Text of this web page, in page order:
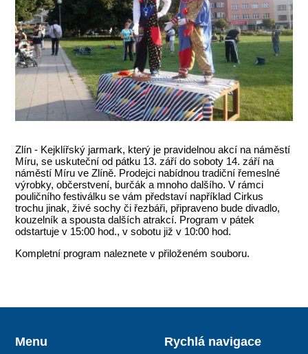
Zlín - Kejklířský jarmark, který je pravidelnou akcí na náměstí
Míru, se uskuteční od pátku 13. září do soboty 14. září na
náměstí Míru ve Zlíně. Prodejci nabídnou tradiční řemeslné
výrobky, občerstvení, burčák a mnoho dalšího. V rámci
pouličního festiválku se vám představí například Cirkus
trochu jinak, živé sochy či řezbáři, připraveno bude divadlo,
kouzelník a spousta dalších atrakcí. Program v pátek
odstartuje v 15:00 hod., v sobotu již v 10:00 hod.
Kompletní program naleznete v přiloženém souboru.
Menu Rychlá navigace